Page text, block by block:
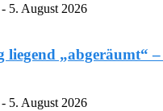
- 5. August 2026
„abgeräumt“ –
- 5. August 2026